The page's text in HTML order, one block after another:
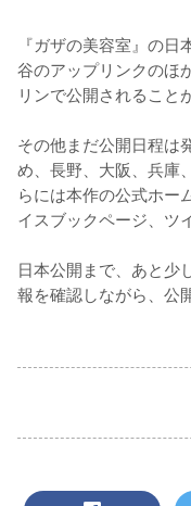
『ガザの美容室』の
谷のアップリンクのほ
リンで公開されること
その他まだ公開日程は
め、長野、大阪、兵庫
らには本作の公式ホー
イスブックページ、ツ
日本公開まで、あと少
報を確認しながら、公